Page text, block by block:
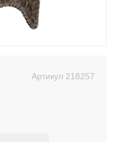
Артикул 218257